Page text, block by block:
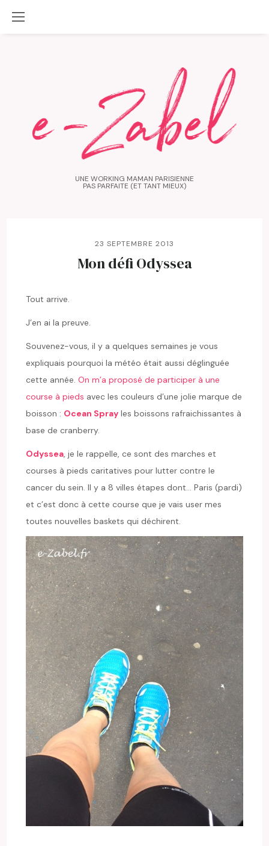
UNE WORKING MAMAN PARISIENNE
PAS PARFAITE (ET TANT MIEUX)
23 SEPTEMBRE 2013
Mon défi Odyssea
Tout arrive.
J’en ai la preuve.
Souvenez-vous, il y a quelques semaines je vous
expliquais pourquoi la météo était aussi déglinguée
cette année.On m’a proposé de participer à une
course à pieds avec les couleurs d’une jolie marque de
boisson : Ocean Spray les boissons rafraichissantes à
base de cranberry.
Odyssea, je le rappelle, ce sont des marches et
courses à pieds caritatives pour lutter contre le
cancer du sein. Il y a 8 villes étapes dont… Paris (pardi)
et c’est donc à cette course que je vais user mes
toutes nouvelles baskets qui déchirent.